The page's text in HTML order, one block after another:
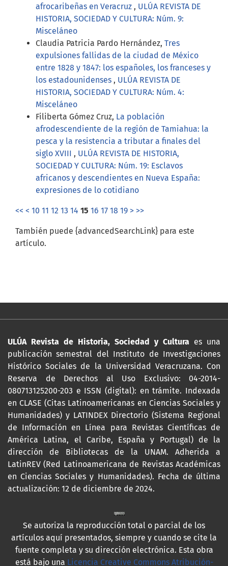
afrocaribeñas en Veracruz , ULÚA REVISTA DE
HISTORIA, SOCIEDAD Y CULTURA: Núm. 9:
Misceláneo
Claudia Patricia Pardo Hernández, Tres
expulsiones fallidas de la ciudad de México
entre 1828 y 1847: los españoles, los franceses y
los estadounidenses , ULÚA REVISTA DE
HISTORIA, SOCIEDAD Y CULTURA: Núm. 4:
Misceláneo
Filiberta Gómez Cruz, La población
afrodescendiente de la región de Tamiahua: la
pesca y la resistencia a tributar a finales del
siglo XVIII , ULÚA REVISTA DE HISTORIA,
SOCIEDAD Y CULTURA: Núm. 19: Esclavos
africanos y descendientes en Nueva España:
expresiones de lo cotidiano
<< < 10 11 12 13 14 15 16 17 18 19 > >>
También puede {advancedSearchLink} para este
artículo.
ULÚA Revista de Historia, Sociedad y Cultura es una
publicación semestral del Instituto de Investigaciones
Histórico Sociales de la Universidad Veracruzana. Con
Reserva de Derechos al Uso Exclusivo: 04-2014-
080713125200-203 e ISSN (digital): en trámite. Indexada
en CLASE (Citas Latinoamericanas en Ciencias Sociales y
Humanidades) y LATINDEX Directorio (Sistema Regional
de Información en Línea para Revistas Científicas de
América Latina, el Caribe, España y Portugal) de la
dirección de Bibliotecas de la UNAM. Adherida a
LatinREV (Red Latinoamericana de Revistas Académicas
en Ciencias Sociales y Humanidades). Fecha de última
actualización: 12 de diciembre de 2024.
Se autoriza la reproducción total o parcial de los
artículos aquí presentados, siempre y cuando se cite la
fuente completa y su dirección electrónica. Esta obra
está bajo una Licencia Creative Commons Atribución-